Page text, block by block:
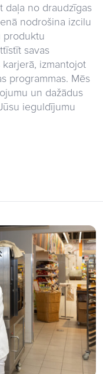
daļa no draudzīgas
nodrošina izcilu
produktu
savas
izmantojot
programmas. Mēs
un dažādus
ieguldījumu